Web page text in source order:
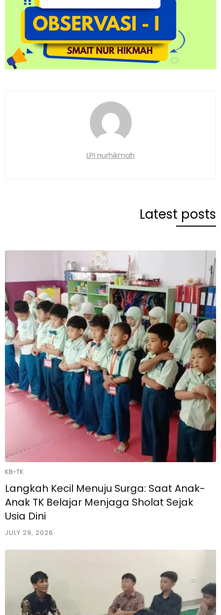
LPI nurhikmah
Latest posts
KB-TK
Langkah Kecil Menuju Surga: Saat Anak-
Anak TK Belajar Menjaga Sholat Sejak
Usia Dini
JULY 29, 2026